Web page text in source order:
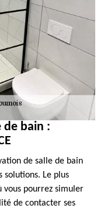
de bain :
de salle de bain
solutions. Le plus
vous pourrez simuler
de contacter ses